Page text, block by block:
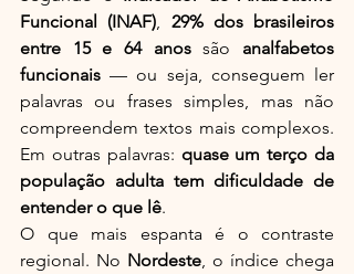
Funcional (INAF)
29% dos brasileiros
entre 15 e 64 anos são analfabetos
funcionais — ou seja, conseguem ler
palavras ou frases simples, mas não
compreendem textos mais complexos.
Em outras palavras: quase um terço da
população adulta tem dificuldade de
entender o que lê.
O que mais espanta é o contraste
regional. No Nordeste , o índice chega